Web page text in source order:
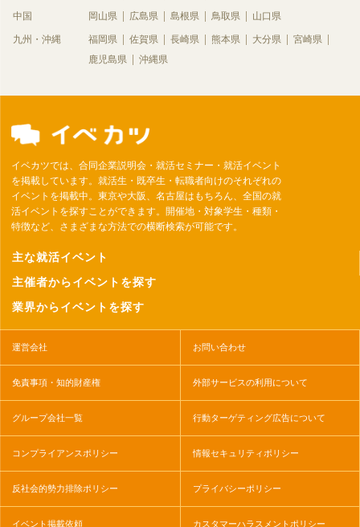
中国 岡山県 広島県 島根県 鳥取県 山口県
九州・沖縄 福岡県 佐賀県 長崎県 熊本県 大分県
宮崎県
鹿児島県
沖縄県
イベカツでは、合同企業説明会・就活セミナー・就活イベント
を掲載しています。就活生・既卒生・転職者向けのそれぞれの
イベントを掲載中。東京や大阪、名古屋はもちろん、全国の就
活イベントを探すことができます。開催地・対象学生・種類・
特徴など、さまざまな方法での横断検索が可能です。
主な就活イベント
主催者からイベントを探す
業界からイベントを探す
運営会社 お問い合わせ
免責事項・知的財産権 外部サービスの利用について
グループ会社一覧 行動ターゲティング広告について
コンプライアンスポリシー 情報セキュリティポリシー
反社会的勢力排除ポリシー プライバシーポリシー
イベント掲載依頼 カスタマーハラスメントポリシー